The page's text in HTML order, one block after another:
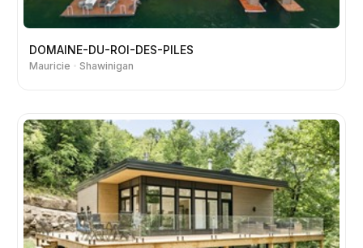
DOMAINE-DU-ROI-DES-PILES
Mauricie Shawinigan